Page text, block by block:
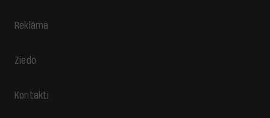
Reklāma
Ziedo
Kontakti